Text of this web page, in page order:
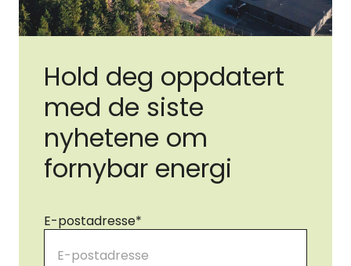
Hold deg oppdatert
med de siste
nyhetene om
fornybar energi
E-postadresse*